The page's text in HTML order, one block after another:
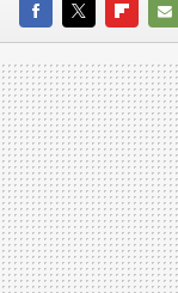
FACEBOOK
TWITTER
E-